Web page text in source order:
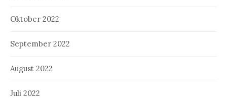
Oktober 2022
September 2022
August 2022
Juli 2022